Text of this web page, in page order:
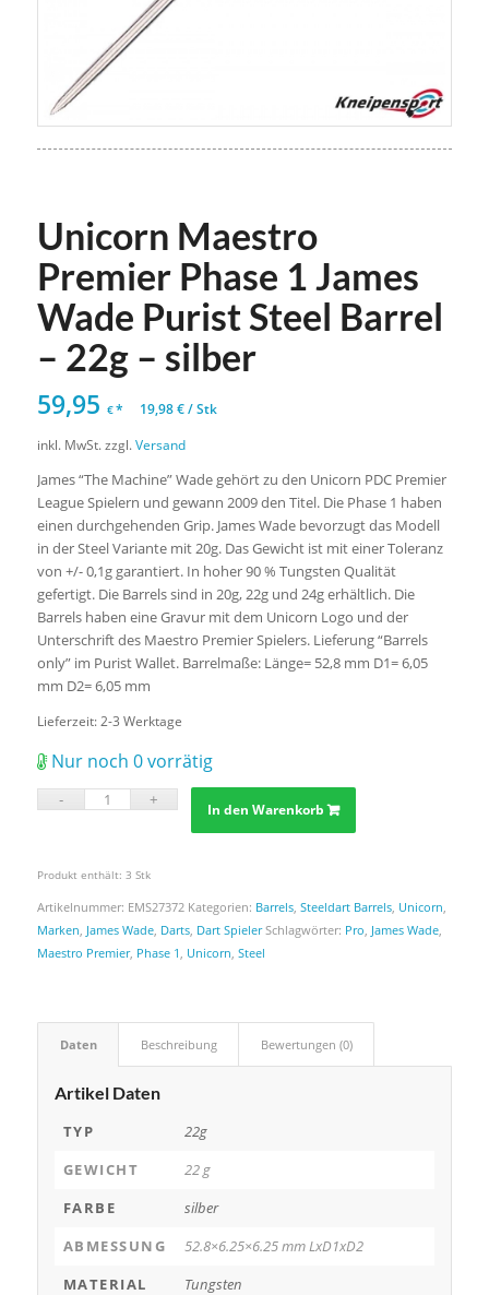
Unicorn Maestro
Premier Phase 1 James
Wade Purist Steel Barrel
– 22g – silber
59,95 €* 19,98€/Stk
inkl. MwSt. zzgl.Versand
James “The Machine” Wade gehört zu den Unicorn PDC Premier
League Spielern und gewann 2009 den Titel. Die Phase 1 haben
einen durchgehenden Grip. James Wade bevorzugt das Modell
in der Steel Variante mit 20g. Das Gewicht ist mit einer Toleranz
von +/- 0,1g garantiert. In hoher 90 % Tungsten Qualität
gefertigt. Die Barrels sind in 20g, 22g und 24g erhältlich. Die
Barrels haben eine Gravur mit dem Unicorn Logo und der
Unterschrift des Maestro Premier Spielers. Lieferung “Barrels
only” im Purist Wallet. Barrelmaße: Länge= 52,8 mm D1= 6,05
mm D2= 6,05 mm
Lieferzeit:2-3 Werktage
Nur noch 0 vorrätig
In den Warenkorb
Produkt enthält: 3 Stk
Artikelnummer: EMS27372 Kategorien: Barrels, Steeldart Barrels, Unicorn
Marken James Wade, Darts, Dart Spieler Schlagwörter: Pro James Wade,
Maestro Premier, Phase 1 Unicorn Steel
Daten Beschreibung Bewertungen (0)
Artikel Daten
TYP
22g
GEWICHT
22 g
FARBE
silber
ABMESSUNG
52.8×6.25×6.25 mm LxD1xD2
MATERIAL
Tungsten